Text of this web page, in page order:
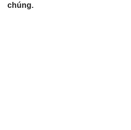
chúng.